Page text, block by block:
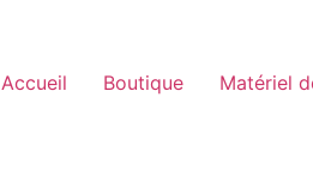
Accueil Boutique Matériel